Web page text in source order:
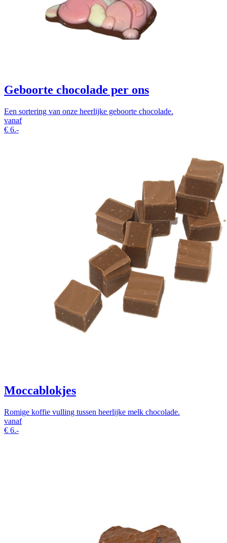
Geboorte chocolade per ons
Een sortering van onze heerlijke geboorte chocolade.
vanaf
€ 6.-
Moccablokjes
Romige koffie vulling tussen heerlijke melk chocolade.
vanaf
€ 6.-